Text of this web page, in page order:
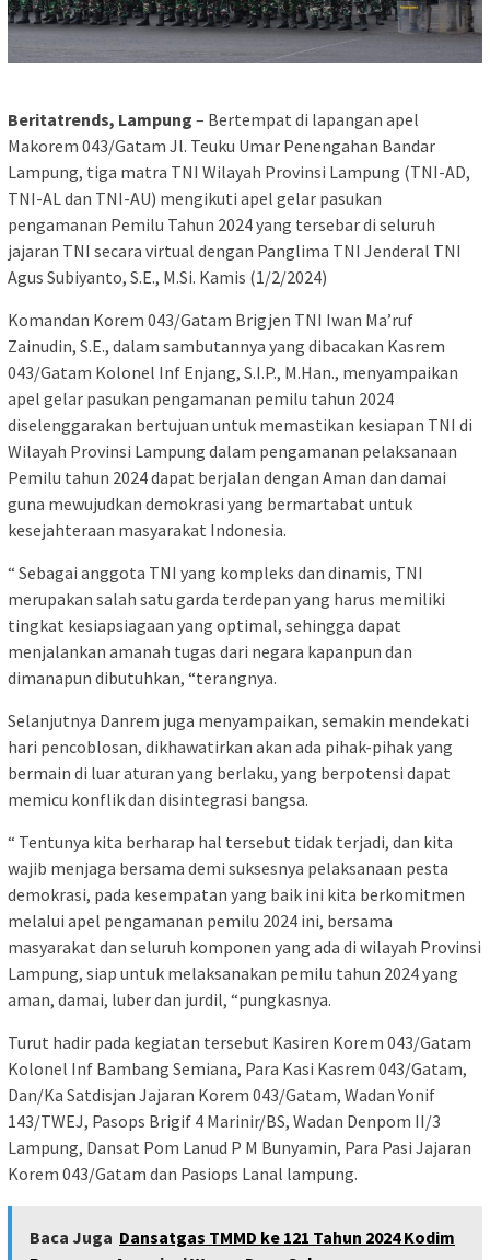
Beritatrends, Lampung – Bertempat di lapangan apel
Makorem 043/Gatam Jl. Teuku Umar Penengahan Bandar
Lampung, tiga matra TNI Wilayah Provinsi Lampung (TNI-AD,
TNI-AL dan TNI-AU) mengikuti apel gelar pasukan
pengamanan Pemilu Tahun 2024 yang tersebar di seluruh
jajaran TNI secara virtual dengan Panglima TNI Jenderal TNI
Agus Subiyanto, S.E., M.Si. Kamis (1/2/2024)
Komandan Korem 043/Gatam Brigjen TNI Iwan Ma’ruf
Zainudin, S.E., dalam sambutannya yang dibacakan Kasrem
043/Gatam Kolonel Inf Enjang, S.I.P., M.Han., menyampaikan
apel gelar pasukan pengamanan pemilu tahun 2024
diselenggarakan bertujuan untuk memastikan kesiapan TNI di
Wilayah Provinsi Lampung dalam pengamanan pelaksanaan
Pemilu tahun 2024 dapat berjalan dengan Aman dan damai
guna mewujudkan demokrasi yang bermartabat untuk
kesejahteraan masyarakat Indonesia.
“ Sebagai anggota TNI yang kompleks dan dinamis, TNI
merupakan salah satu garda terdepan yang harus memiliki
tingkat kesiapsiagaan yang optimal, sehingga dapat
menjalankan amanah tugas dari negara kapanpun dan
dimanapun dibutuhkan, “terangnya.
Selanjutnya Danrem juga menyampaikan, semakin mendekati
hari pencoblosan, dikhawatirkan akan ada pihak-pihak yang
bermain di luar aturan yang berlaku, yang berpotensi dapat
memicu konflik dan disintegrasi bangsa.
“ Tentunya kita berharap hal tersebut tidak terjadi, dan kita
wajib menjaga bersama demi suksesnya pelaksanaan pesta
demokrasi, pada kesempatan yang baik ini kita berkomitmen
melalui apel pengamanan pemilu 2024 ini, bersama
masyarakat dan seluruh komponen yang ada di wilayah Provinsi
Lampung, siap untuk melaksanakan pemilu tahun 2024 yang
aman, damai, luber dan jurdil, “pungkasnya.
Turut hadir pada kegiatan tersebut Kasiren Korem 043/Gatam
Kolonel Inf Bambang Semiana, Para Kasi Kasrem 043/Gatam,
Dan/Ka Satdisjan Jajaran Korem 043/Gatam, Wadan Yonif
143/TWEJ, Pasops Brigif 4 Marinir/BS, Wadan Denpom II/3
Lampung, Dansat Pom Lanud P M Bunyamin, Para Pasi Jajaran
Korem 043/Gatam dan Pasiops Lanal lampung.
Baca Juga Dansatgas TMMD ke 121 Tahun 2024 Kodim